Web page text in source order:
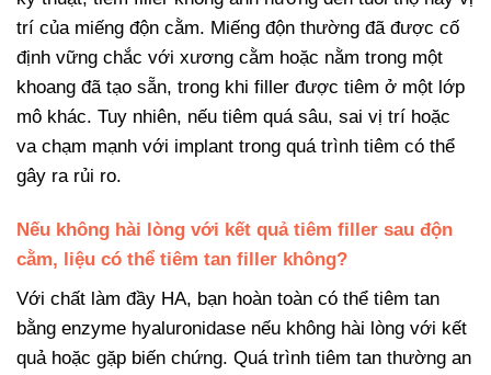
trí của miếng độn cằm. Miếng độn thường đã được cố
định vững chắc với xương cằm hoặc nằm trong một
khoang đã tạo sẵn, trong khi filler được tiêm ở một lớp
mô khác. Tuy nhiên, nếu tiêm quá sâu, sai vị trí hoặc
va chạm mạnh với implant trong quá trình tiêm có thể
gây ra rủi ro.
Nếu không hài lòng với kết quả tiêm filler sau độn
cằm, liệu có thể tiêm tan filler không?
Với chất làm đầy HA, bạn hoàn toàn có thể tiêm tan
bằng enzyme hyaluronidase nếu không hài lòng với kết
quả hoặc gặp biến chứng. Quá trình tiêm tan thường an